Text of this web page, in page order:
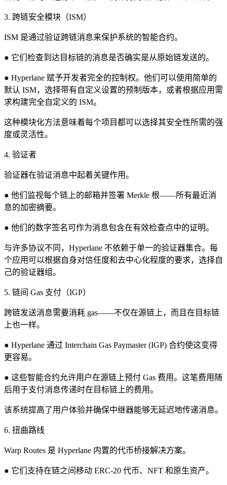
3. 跨链安全模块（ISM）
ISM 是通过验证跨链消息来保护系统的智能合约。
● 它们检查到达目标链的消息是否确实是从原始链发送的。
● Hyperlane 赋予开发者完全的控制权。他们可以使用简单的
默认 ISM，选择带有自定义设置的预制版本，或者根据应用需
求构建完全自定义的 ISM。
这种模块化方法意味着每个项目都可以选择其安全性所需的强
度或灵活性。
4. 验证者
验证器在验证消息中起着关键作用。
● 他们监视每个链上的邮箱并签署 Merkle 根——所有最近消
息的加密摘要。
● 他们的数字签名可作为消息包含在有效检查点中的证明。
与许多协议不同，Hyperlane 不依赖于单一的验证器集合。每
个应用可以根据自身对信任度和去中心化程度的要求，选择自
己的验证器组。
5. 链间 Gas 支付（IGP）
跨链发送消息需要消耗 gas——不仅在源链上，而且在目标链
上也一样。
● Hyperlane 通过 Interchain Gas Paymaster (IGP) 合约使这变得
更容易。
● 这些智能合约允许用户在源链上预付 Gas 费用。这笔费用随
后用于支付消息传递时在目标链上的费用。
该系统提高了用户体验并确保中继器能够无延迟地传递消息。
6. 扭曲路线
Warp Routes 是 Hyperlane 内置的代币桥接解决方案。
● 它们支持在链之间移动 ERC-20 代币、NFT 和原生资产。